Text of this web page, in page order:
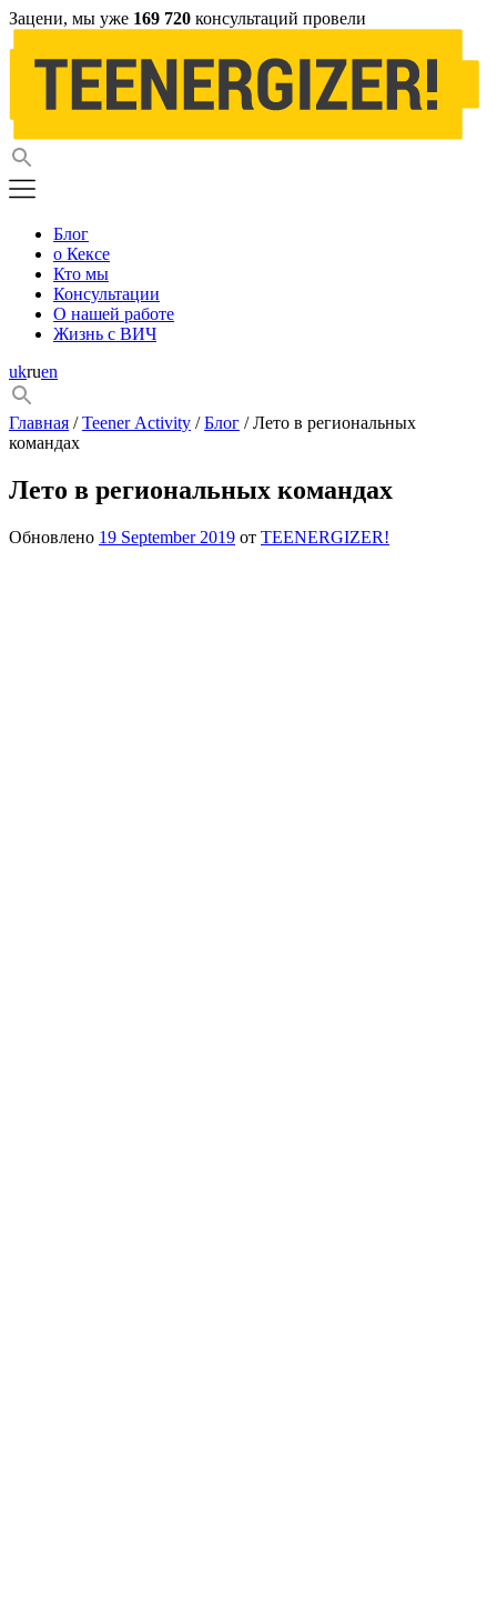
Зацени, мы уже 169 720 консультаций провели
Блог
о Кексе
Кто мы
Консультации
О нашей работе
Жизнь с ВИЧ
ukruen
Главная /Teener Activity /Блог / Лето в региональных
командах
Лето в региональных командах
Обновлено 19 September 2019 от TEENERGIZER!